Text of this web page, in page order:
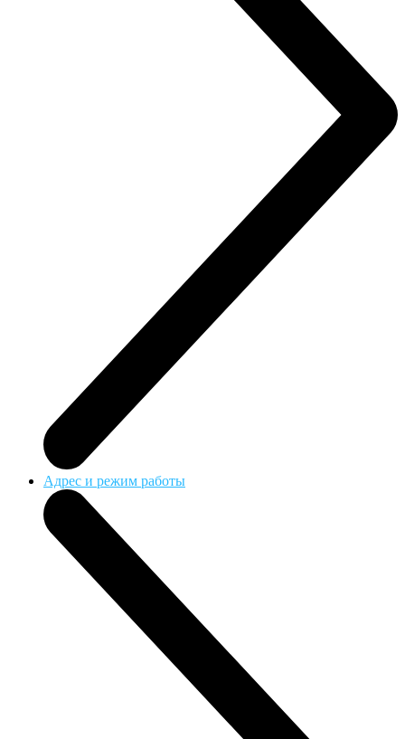
Адрес и режим работы